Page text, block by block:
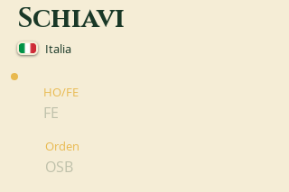
Schiavi
Italia
HO/FE
FE
Orden
OSB